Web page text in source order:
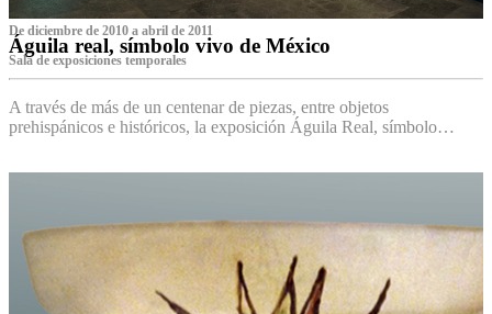
De diciembre de 2010 a abril de 2011
Águila real, símbolo vivo de México
Sala de exposiciones temporales
A través de más de un centenar de piezas, entre objetos
prehispánicos e históricos, la exposición Águila Real, símbolo…